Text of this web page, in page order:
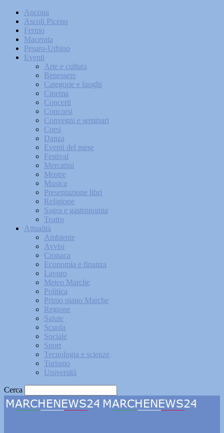
Ancona
Ascoli Piceno
Fermo
Macerata
Pesaro-Urbino
Eventi
Arte e cultura
Benessere
Categorie e luoghi
Cinema
Concerti
Concorsi
Convegni e seminari
Corsi
Danza
Eventi del mese
Festival
Mercatini
Mostre
Musica
Presentazione libri
Religione
Sagra e gastronomia
Teatro
Attualità
Ambiente
Avvisi
Cronaca
Economia e finanza
Lavoro
Meteo Marche
Politica
Primo piano Marche
Regione
Salute
Scuola
Sociale
Sport
Tecnologia e scienze
Turismo
Università
Cerca